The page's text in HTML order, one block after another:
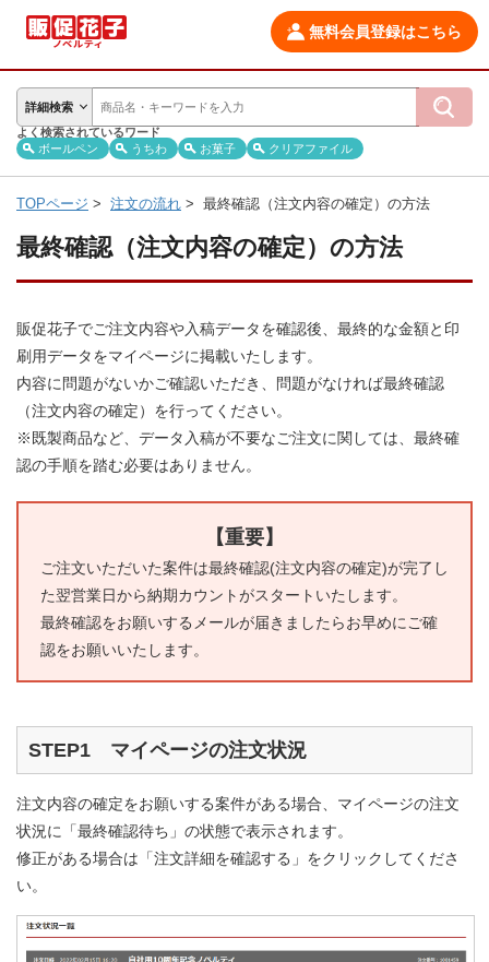
無料会員登録はこちら
詳細検索
よく検索されているワード
ボールペン
うちわ お菓子 クリアファイル
TOPページ > 注文の流れ > 最終確認（注文内容の確定）の方法
最終確認（注文内容の確定）の方法
販促花子でご注文内容や入稿データを確認後、最終的な金額と印
刷用データをマイページに掲載いたします。
内容に問題がないかご確認いただき、問題がなければ最終確認
（注文内容の確定）を行ってください。
※既製商品など、データ入稿が不要なご注文に関しては、最終確
認の手順を踏む必要はありません。
【重要】
ご注文いただいた案件は最終確認(注文内容の確定)が完了し
た翌営業日から納期カウントがスタートいたします。
最終確認をお願いするメールが届きましたらお早めにご確
認をお願いいたします。
STEP1 マイページの注文状況
注文内容の確定をお願いする案件がある場合、マイページの注文
状況に「最終確認待ち」の状態で表示されます。
修正がある場合は「注文詳細を確認する」をクリックしてくださ
い。